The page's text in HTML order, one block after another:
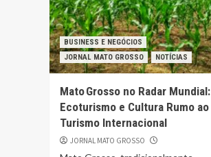
BUSINESS E NEGÓCIOS
JORNAL MATO GROSSO
NOTÍCIAS
Mato Grosso no Radar Mundial:
Ecoturismo e Cultura Rumo ao
Turismo Internacional
JORNAL MATO GROSSO